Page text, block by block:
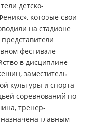
детско-
которые свои
на стадионе
фестивале
в дисциплине
заместитель
культуры и спорта
соревнований по
тренер-
главным